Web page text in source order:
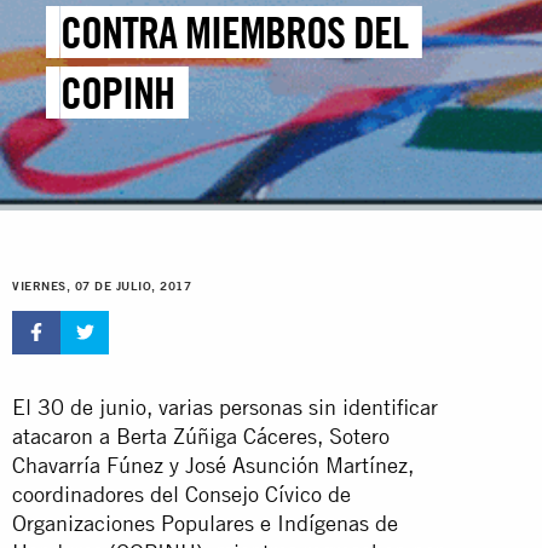
CONTRA MIEMBROS DEL
COPINH
VIERNES, 07 DE JULIO, 2017
El 30 de junio, varias personas sin identificar
atacaron a Berta Zúñiga Cáceres, Sotero
Chavarría Fúnez y José Asunción Martínez,
coordinadores del Consejo Cívico de
Organizaciones Populares e Indígenas de